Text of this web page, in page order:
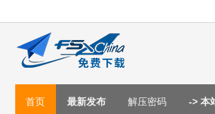
首页 最新发布 解压密码 -> 本